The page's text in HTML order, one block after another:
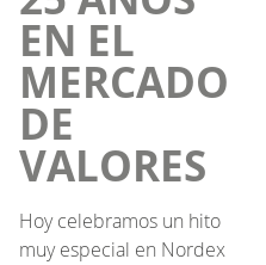
EN EL
MERCADO
DE
VALORES
Hoy celebramos un hito
muy especial en Nordex